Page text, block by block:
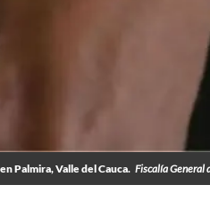
Palmira, Valle del Cauca. Fiscalía General